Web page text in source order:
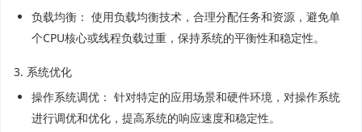
负载均衡： 使用负载均衡技术，合理分配任务和资源，避免单
个CPU核心或线程负载过重，保持系统的平衡性和稳定性。
3. 系统优化
操作系统调优： 针对特定的应用场景和硬件环境，对操作系统
进行调优和优化，提高系统的响应速度和稳定性。